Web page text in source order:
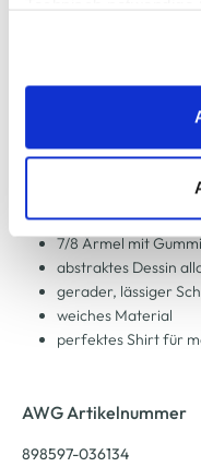
werden, werden bei
Fall gesetzt. Cookies
Trackingzwecke
erlauben" bzw. "Alle
(einschließlich der
zu ändern oder zu
Cookie-Hinweisbzw.
schickes
mit locker fallendem
7/8 Ärmel mit
abstraktes Dessin
gerader, lässiger
weiches Material
perfektes Shirt für
AWG Artikelnummer
898597-036134